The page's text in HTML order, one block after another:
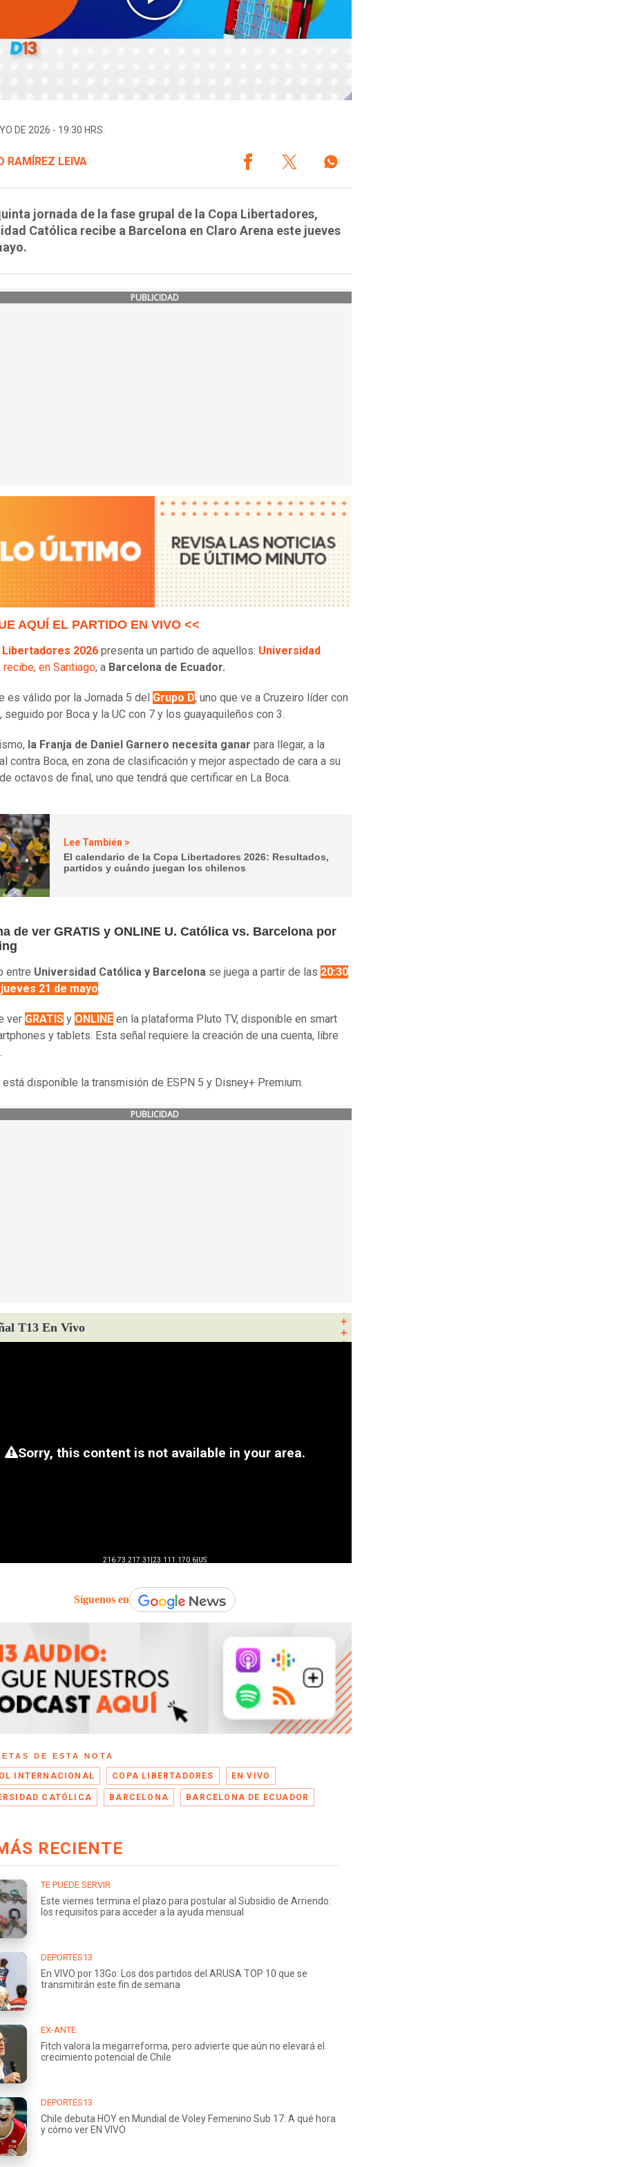
DE 2026 - 19:30 HRS.
RAMÍREZ LEIVA
jornada de la fase grupal de la Copa Libertadores,
Católica recibe a Barcelona en Claro Arena este jueves
PUBLICIDAD
AQUÍ EL PARTIDO EN VIVO <<
Libertadores 2026 presenta un partido de aquellos: Universidad
recibe, en Santiago, a Barcelona de Ecuador.
es válido por la Jornada 5 del Grupo D, uno que ve a Cruzeiro líder con
seguido por Boca y la UC con 7 y los guayaquileños con 3.
la Franja de Daniel Garnero necesita ganar para llegar, a la
contra Boca, en zona de clasificación y mejor aspectado de cara a su
octavos de final, uno que tendrá que certificar en La Boca.
Lee También >
El calendario de la Copa Libertadores 2026: Resultados,
partidos y cuándo juegan los chilenos
de ver GRATIS y ONLINE U. Católica vs. Barcelona por
entre Universidad Católica y Barcelona se juega a partir de las 20:30
21 de mayo.
ver GRATIS y ONLINE en la plataforma Pluto TV, disponible en smart
y tablets. Esta señal requiere la creación de una cuenta, libre
está disponible la transmisión de ESPN 5 y Disney+ Premium.
PUBLICIDAD
T13 En Vivo
Síguenos en
DE ESTA NOTA
INTERNACIONAL COPA LIBERTADORES EN VIVO
CATÓLICA BARCELONA BARCELONA DE ECUADOR
RECIENTE
TE PUEDE SERVIR
Este viernes termina el plazo para postular al Subsidio de Arriendo:
los requisitos para acceder a la ayuda mensual
DEPORTES13
En VIVO por 13Go: Los dos partidos del ARUSA TOP 10 que se
transmitirán este fin de semana
EX-ANTE
Fitch valora la megarreforma, pero advierte que aún no elevará el
crecimiento potencial de Chile
DEPORTES13
Chile debuta HOY en Mundial de Voley Femenino Sub 17: A qué hora
y cómo ver EN VIVO